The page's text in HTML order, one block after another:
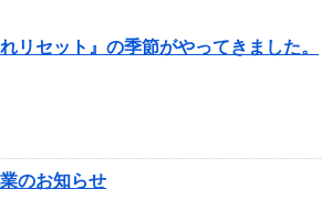
れリセット』の季節がやってきました。
のお知らせ